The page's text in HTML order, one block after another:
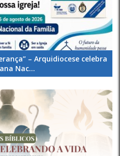
– Arquidiocese celebra
Nac...